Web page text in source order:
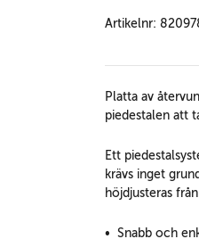
Artikelnr:
Platta av
piedestalen att
Ett
krävs inget
höjdjusteras
• Snabb och